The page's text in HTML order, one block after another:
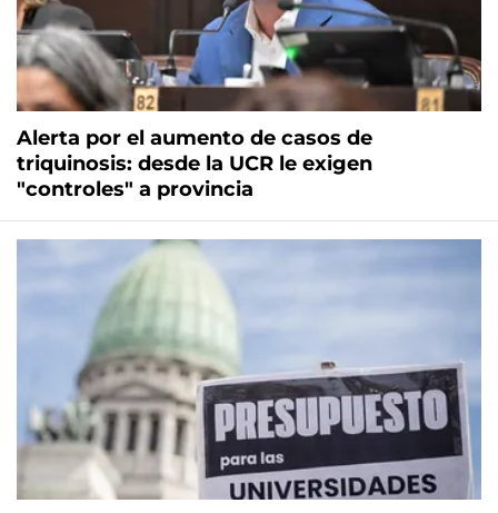
Alerta por el aumento de casos de
triquinosis: desde la UCR le exigen
"controles" a provincia